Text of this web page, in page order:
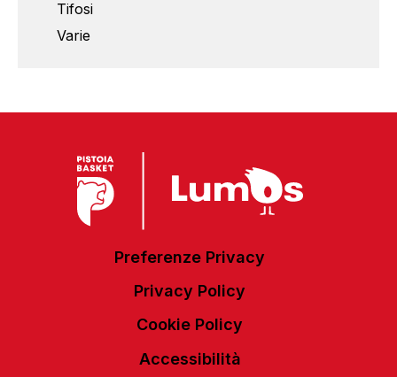
Tifosi
Varie
Preferenze Privacy
Privacy Policy
Cookie Policy
Accessibilità